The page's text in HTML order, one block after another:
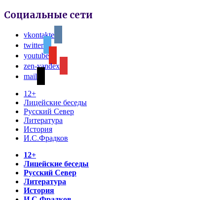
Социальные сети
vkontakte
twitter
youtube
zen-yandex
mail
12+
Лицейские беседы
Русский Север
Литература
История
И.С.Фрадков
12+
Лицейские беседы
Русский Север
Литература
История